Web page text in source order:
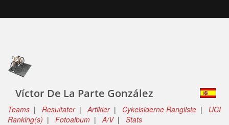
Víctor De La Parte González
Teams | Resultater|Artikler| Cykelsiderne Rangliste | UCI
Ranking(s) | Fotoalbum |A/V| Stats